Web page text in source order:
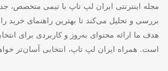
مجله اینترنتی ایران لپ تاپ با تیمی متخصص،
بررسی و تحلیل می‌کند تا بهترین راهنمای خرید
هدف ما ارائه محتوای به‌روز و کاربردی برای
است. همراه ایران لپ تاپ، انتخابی آسان‌تر